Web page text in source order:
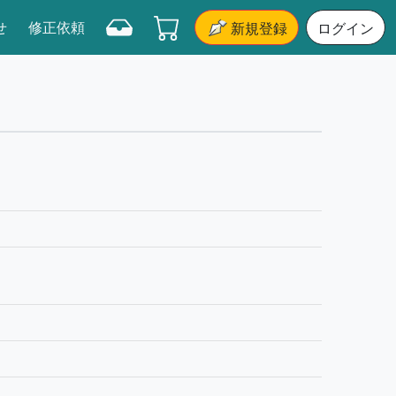
修正依頼 新規登録 ログイン